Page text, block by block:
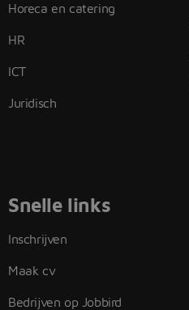
Horeca en catering
HR
ICT
Juridisch
Snelle links
Inschrijven
Maak cv
Bedrijven op Jobbird